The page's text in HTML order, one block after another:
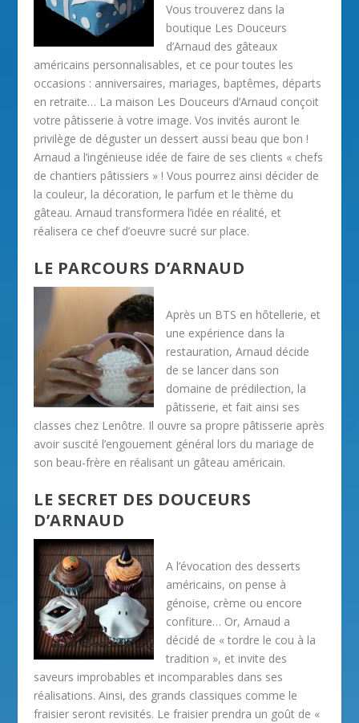
Vous trouverez dans la
boutique Les Douceurs
d’Arnaud des gâteaux
américains personnalisables, et ce pour toutes les
occasions : anniversaires, mariages, baptêmes, départs
en retraite… La maison Les Douceurs d’Arnaud conçoit
votre pâtisserie à votre image. Vos invités auront le
privilège de déguster un dessert aussi beau que bon !
Arnaud a l’ingénieuse idée de faire de ses clients « chefs
de chantiers pâtissiers » ! Vous pourrez ainsi décider de
la couleur, la décoration, le parfum et le thème du
gâteau. Arnaud transformera l’idée en réalité, et
réalisera ce chef d’oeuvre sucré sur place.
LE PARCOURS D’ARNAUD
Après un BTS en hôtellerie, et
une expérience dans la
restauration, Arnaud décide
de se lancer dans son
domaine de prédilection, la
pâtisserie, et fait ainsi ses
classes chez Lenôtre. Il ouvre sa propre pâtisserie après
avoir suscité l’engouement général lors du mariage de
son beau-frère en réalisant un gâteau américain.
LE SECRET DES DOUCEURS
D’ARNAUD
A l’évocation des desserts
américains, on pense à
génoise, crème ou encore
confiture… Or, Arnaud a
décidé de « tordre le cou à la
tradition », et invite des
saveurs improbables et incomparables dans ses
réalisations. Ainsi, des grands classiques comme le
fraisier seront revisités. Le fraisier prendra un goût de «